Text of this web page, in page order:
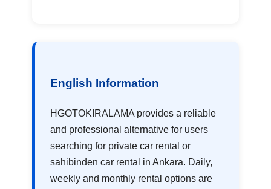
English Information
HGOTOKIRALAMA provides a reliable
and professional alternative for users
searching for private car rental or
sahibinden car rental in Ankara. Daily,
weekly and monthly rental options are